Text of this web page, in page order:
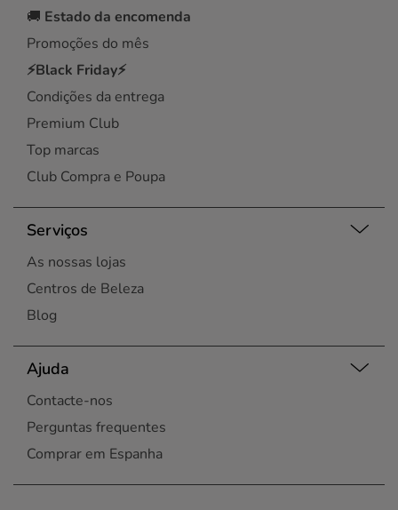
🚚 Estado da encomenda
Promoções do mês
⚡Black Friday⚡
Condições da entrega
Premium Club
Top marcas
Club Compra e Poupa
Serviços
As nossas lojas
Centros de Beleza
Blog
Ajuda
Contacte-nos
Perguntas frequentes
Comprar em Espanha